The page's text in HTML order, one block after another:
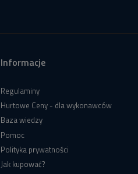
Informacje
Regulaminy
Hurtowe Ceny - dla wykonawców
Baza wiedzy
Pomoc
Polityka prywatności
Jak kupować?